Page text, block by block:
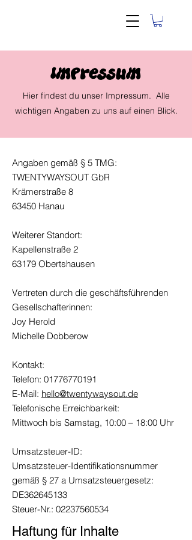
Impressum
Hier findest du unser Impressum. Alle
wichtigen Angaben zu uns auf einen Blick.
Angaben gemäß § 5 TMG:
TWENTYWAYSOUT GbR
Krämerstraße 8
63450 Hanau
Weiterer Standort:
Kapellenstraße 2
63179 Obertshausen
Vertreten durch die geschäftsführenden
Gesellschafterinnen:
Joy Herold
Michelle Dobberow
Kontakt:
Telefon: 01776770191
E-Mail: hello@twentywaysout.de
Telefonische Erreichbarkeit:
Mittwoch bis Samstag, 10:00 – 18:00 Uhr
Umsatzsteuer-ID:
Umsatzsteuer-Identifikationsnummer
gemäß § 27 a Umsatzsteuergesetz:
DE362645133
Steuer-Nr.: 02237560534
Haftung für Inhalte